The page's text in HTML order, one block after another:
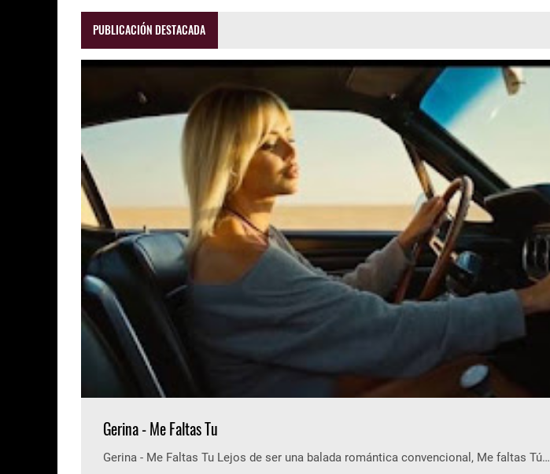
PUBLICACIÓN DESTACADA
Gerina - Me Faltas Tu
Gerina - Me Faltas Tu Lejos de ser una balada romántica convencional, Me faltas Tú…